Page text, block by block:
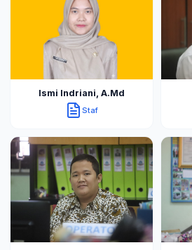
Ismi Indriani, A.Md
Staf